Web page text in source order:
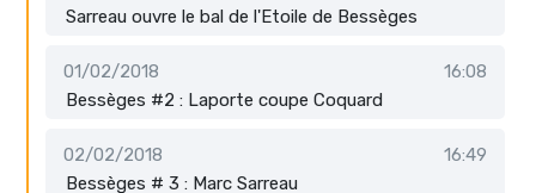
Sarreau ouvre le bal de l'Etoile de Bessèges
01/02/2018
16:08
Bessèges #2 : Laporte coupe Coquard
02/02/2018
16:49
Bessèges # 3 : Marc Sarreau